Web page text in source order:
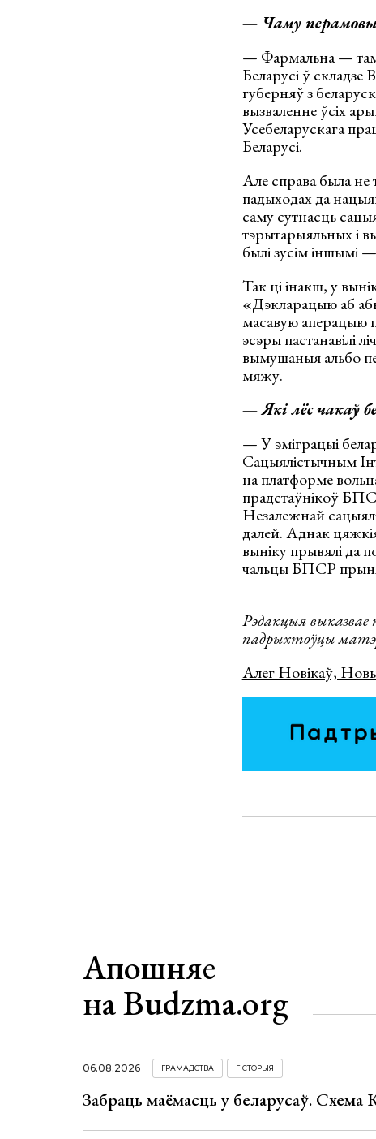
— Чаму перамовы
— Фармальна — таму
Беларусі ў складзе
губерняў з
вызваленне ўсіх
Усебеларускага
Беларусі.
Але справа была не
падыходах да
саму сутнасць
тэрытарыяльных і
былі зусім іншымі
Так ці інакш, у
«Дэкларацыю аб
масавую аперацыю
эсэры пастанавілі
вымушаныя альбо
мяжу.
— Які лёс чакаў
— У эміграцыі
Сацыялістычным
на платформе
прадстаўнікоў
Незалежнай
далей. Аднак цяжкія
выніку прывялі да
чальцы БПСР
Рэдакцыя выказвае
падрыхтоўцы
Алег Новікаў,
Апошняе
на Budzma.org
06.08.2026 ГРАМАДСТВА ГІСТОРЫЯ
Забраць маёмасць у беларусаў. Схема